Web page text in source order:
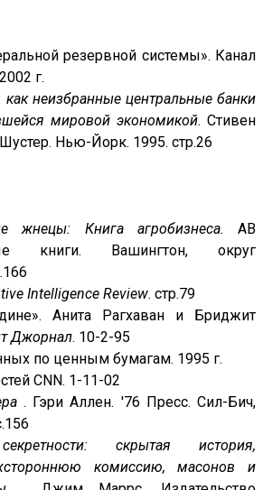
резервной системы». Канал
г.
неизбранные центральные банки
мировой экономикой. Стивен
Нью-Йорк. 1995. стр.26
жнецы: Книга агробизнеса.АВ
книги. Вашингтон, округ
Intelligence Review. стр.79
Анита Рагхаван и Бриджит
Джорнал. 10-2-95
по ценным бумагам. 1995 г.
CNN. 1-11-02
. Гэри Аллен. '76 Пресс. Сил-Бич,
скрытая история,
комиссию, масонов и